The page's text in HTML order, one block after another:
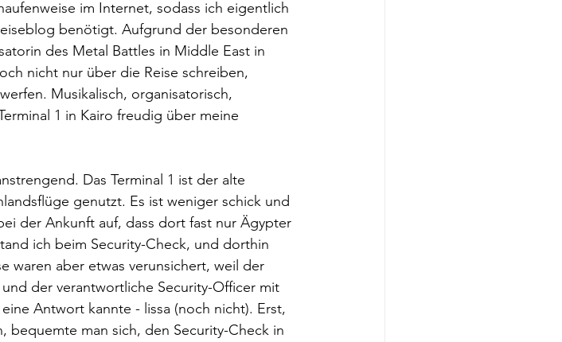
im Internet, sodass ich eigentlich
benötigt. Aufgrund der besonderen
des Metal Battles in Middle East in
nicht nur über die Reise schreiben,
Musikalisch, organisatorisch,
1 in Kairo freudig über meine
Das Terminal 1 ist der alte
genutzt. Es ist weniger schick und
der Ankunft auf, dass dort fast nur Ägypter
ich beim Security-Check, und dorthin
waren aber etwas verunsichert, weil der
der verantwortliche Security-Officer mit
Antwort kannte - lissa (noch nicht). Erst,
bequemte man sich, den Security-Check in